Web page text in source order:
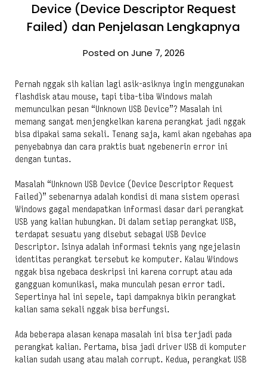
Device (Device Descriptor Request
Failed) dan Penjelasan Lengkapnya
Posted on June 7, 2026
Pernah nggak sih kalian lagi asik-asiknya ingin menggunakan
flashdisk atau mouse, tapi tiba-tiba Windows malah
memunculkan pesan “Unknown USB Device”? Masalah ini
memang sangat menjengkelkan karena perangkat jadi nggak
bisa dipakai sama sekali. Tenang saja, kami akan ngebahas apa
penyebabnya dan cara praktis buat ngebenerin error ini
dengan tuntas.
Masalah “Unknown USB Device (Device Descriptor Request
Failed)” sebenarnya adalah kondisi di mana sistem operasi
Windows gagal mendapatkan informasi dasar dari perangkat
USB yang kalian hubungkan. Di dalam setiap perangkat USB,
terdapat sesuatu yang disebut sebagai USB Device
Descriptor. Isinya adalah informasi teknis yang ngejelasin
identitas perangkat tersebut ke komputer. Kalau Windows
nggak bisa ngebaca deskripsi ini karena corrupt atau ada
gangguan komunikasi, maka munculah pesan error tadi.
Sepertinya hal ini sepele, tapi dampaknya bikin perangkat
kalian sama sekali nggak bisa berfungsi.
Ada beberapa alasan kenapa masalah ini bisa terjadi pada
perangkat kalian. Pertama, bisa jadi driver USB di komputer
kalian sudah usang atau malah corrupt. Kedua, perangkat USB